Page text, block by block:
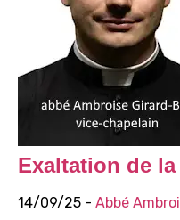
Exaltation de
14/09/25 - Abbé